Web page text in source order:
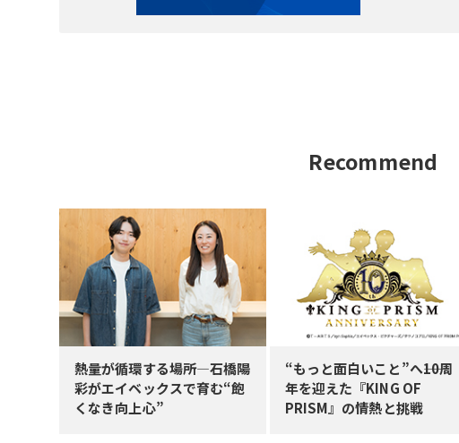
Recommend
熱量が循環する場所—石橋陽
彩がエイベックスで育む“飽
くなき向上心”
“もっと面白いこと”へ――10周
年を迎えた『KING OF
PRISM』の情熱と挑戦